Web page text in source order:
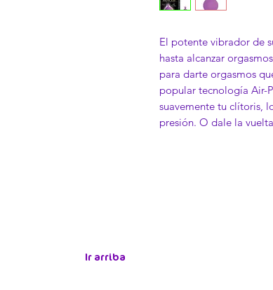
El potente vibrador de
hasta alcanzar
para darte orgasmos
popular tecnología Air-
suavemente tu clítoris,
presión. O dale la
Ir arriba